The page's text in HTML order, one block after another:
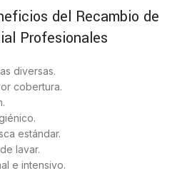
del Recambio de
Profesionales
diversas.
cobertura.
estándar.
lavar.
e intensivo.